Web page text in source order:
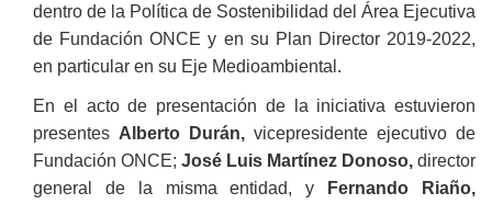
dentro de la Política de Sostenibilidad del Área Ejecutiva
de Fundación ONCE y en su Plan Director 2019-2022,
en particular en su Eje Medioambiental.
En el acto de presentación de la iniciativa estuvieron
presentes Alberto Durán, vicepresidente ejecutivo de
Fundación ONCE; José Luis Martínez Donoso, director
general de la misma entidad, y
Fernando Riaño,